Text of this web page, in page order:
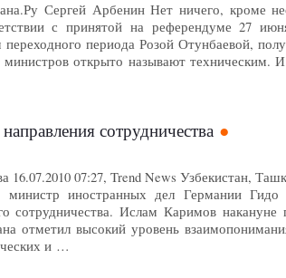
Сергей Арбенин Нет ничего, кроме
с принятой на референдуме 27
периода Розой Отунбаевой,
открыто называют техническим.
сотрудничества
07:27, Trend News Узбекистан,
иностранных дел Германии Гидо
сотрудничества. Ислам Каримов накануне
отметил высокий уровень
и …